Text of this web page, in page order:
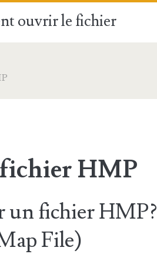
ouvrir le fichier
HMP
fichier HMP?
File)